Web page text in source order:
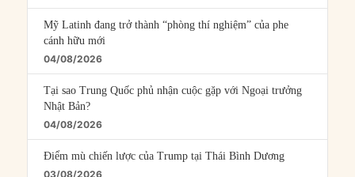
Mỹ Latinh đang trở thành “phòng thí nghiệm” của phe
cánh hữu mới
04/08/2026
Tại sao Trung Quốc phủ nhận cuộc gặp với Ngoại trưởng
Nhật Bản?
04/08/2026
Điểm mù chiến lược của Trump tại Thái Bình Dương
03/08/2026